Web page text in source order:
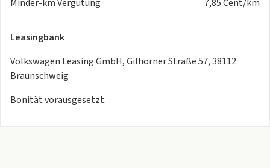
- LED-Rückleuchten
- Notruf-Service
- keine Registrierung notwendig, Dienst ist bei Auslieferung
aktiviert
- Scheibenwaschdüsen vorn automatisch beheizt
- Schlüsselloses Schließ- und Startsystem "Keyless Access"
Minder-km Vergütung
7,85 Cent/km
Leasingbank
Volkswagen Leasing GmbH, Gifhorner Straße 57, 38112
Braunschweig
Bonität vorausgesetzt.